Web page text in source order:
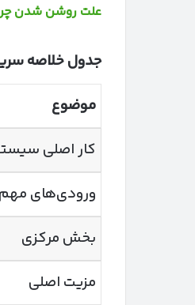
علت روشن شدن
جدول خلاصه
موضوع
کار اصلی
ورودی‌های مهم
بخش مرکزی
مزیت اصلی